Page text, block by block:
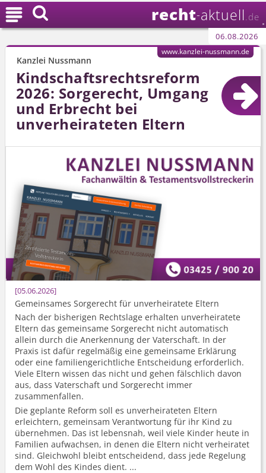
recht-aktuell .de
06.08.2026

Kanzlei Nussmann
Kindschafts­rechtsreform
2026: Sorgerecht, Umgang
und Erbrecht bei
unverheirateten Eltern
05.06.2026
Gemeinsames Sorgerecht für unverheiratete Eltern
Nach der bisherigen Rechtslage erhalten unverheiratete
Eltern das gemeinsame Sorgerecht nicht automatisch
allein durch die Anerkennung der Vaterschaft. In der
Praxis ist dafür regelmäßig eine gemeinsame Erklärung
oder eine familienge­richtliche Entscheidung erforderlich.
Viele Eltern wissen das nicht und gehen fälschlich davon
aus, dass Vaterschaft und Sorgerecht immer
zusammenfallen.
Die geplante Reform soll es unverheirateten Eltern
erleichtern, gemeinsam Verantwortung für ihr Kind zu
übernehmen. Das ist lebensnah, weil viele Kinder heute in
Familien aufwachsen, in denen die Eltern nicht verheiratet
sind. Gleichwohl bleibt entscheidend, dass jede Regelung
dem Wohl des Kindes dient. ...
www.kanzlei-nussmann.de